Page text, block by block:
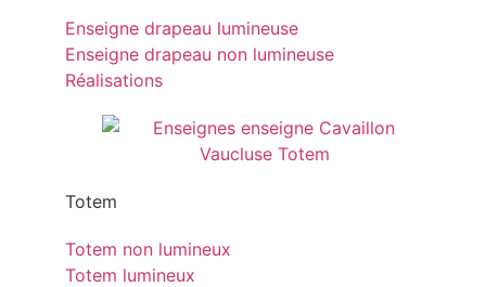
Enseigne drapeau lumineuse
Enseigne drapeau non lumineuse
Réalisations
Totem
Totem non lumineux
Totem lumineux